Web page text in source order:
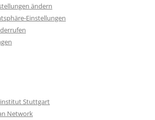
ändern
Einstellungen
Stuttgart
Network